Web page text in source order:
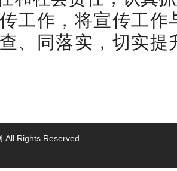
工作，将宣传工作
、同落实，切实
Rights Reserved.